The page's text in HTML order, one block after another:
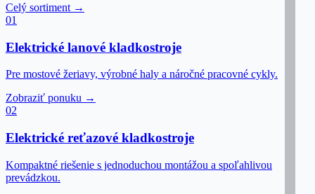
Celý sortiment →
01
Elektrické lanové kladkostroje
Pre mostové žeriavy, výrobné haly a náročné pracovné cykly.
Zobraziť ponuku →
02
Elektrické reťazové kladkostroje
Kompaktné riešenie s jednoduchou montážou a spoľahlivou
prevádzkou.